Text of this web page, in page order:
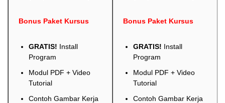
Bonus Paket Kursus
GRATIS! Install
Program
Modul PDF + Video
Tutorial
Contoh Gambar Kerja
Bonus Paket Kursus
GRATIS! Install
Program
Modul PDF + Video
Tutorial
Contoh Gambar Kerja